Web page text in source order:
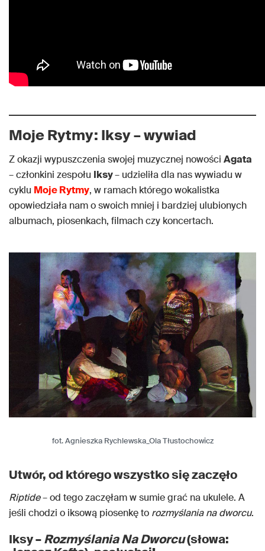
Moje Rytmy: Iksy – wywiad
Z okazji wypuszczenia swojej muzycznej nowości Agata
– członkini zespołu Iksy– udzieliła dla nas wywiadu w
cyklu Moje Rytmy, w ramach którego wokalistka
opowiedziała nam o swoich mniej i bardziej ulubionych
albumach, piosenkach, filmach czy koncertach.
fot. Agnieszka Rychlewska_Ola Tłustochowicz
Utwór, od którego wszystko się zaczęło
Riptide– od tego zaczęłam w sumie grać na ukulele. A
jeśli chodzi o iksową piosenkę to rozmyślania na dworcu.
Iksy –Rozmyślania Na Dworcu(słowa: